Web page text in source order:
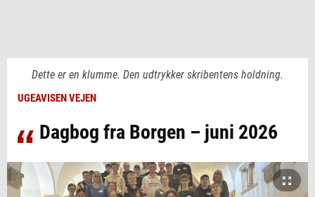
Dette er en klumme. Den udtrykker skribentens holdning.
UGEAVISEN VEJEN
Dagbog fra Borgen – juni 2026